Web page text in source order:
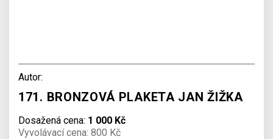
Autor:
171. BRONZOVÁ PLAKETA JAN ŽIŽKA
Dosažená cena: 1 000 Kč
Vyvolávací cena: 800 Kč